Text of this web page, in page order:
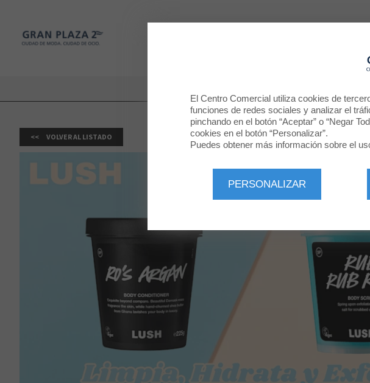
Gran Plaza 2
¡EL
VOLVER AL LISTADO
El Centro Comercial utiliza cookies de
funciones de redes sociales y analizar el
pinchando en el botón “Aceptar” o “Negar
cookies en el botón “Personalizar”.
Puedes obtener más información sobre el
PERSONALIZAR